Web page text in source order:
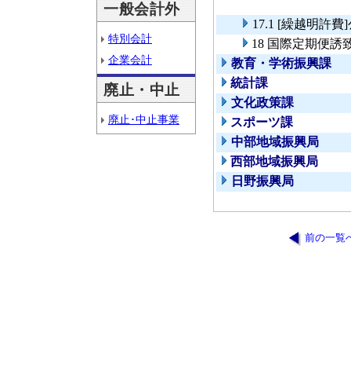
一般会計外
特別会計
企業会計
廃止・中止
廃止･中止事業
17.1 [繰越明許費
18 国際定期便誘
教育・学術振興課
統計課
文化政策課
スポーツ課
中部地域振興局
西部地域振興局
日野振興局
前の一覧